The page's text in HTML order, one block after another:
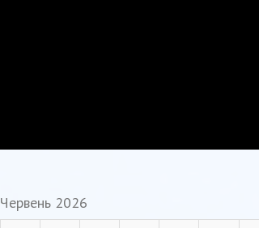
Червень 2026